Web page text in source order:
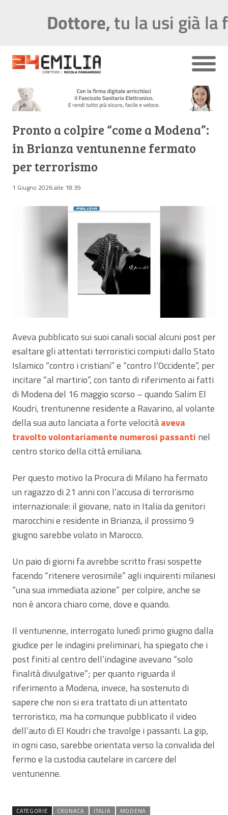
Pronto a colpire “come a Modena”:
in Brianza ventunenne fermato
per terrorismo
1 Giugno 2026 alle 18:39
Aveva pubblicato sui suoi canali social alcuni post per
esaltare gli attentati terroristici compiuti dallo Stato
Islamico “contro i cristiani” e “contro l’Occidente”, per
incitare “al martirio”, con tanto di riferimento ai fatti
di Modena del 16 maggio scorso – quando Salim El
Koudri, trentunenne residente a Ravarino, al volante
della sua auto lanciata a forte velocitàaveva
travolto volontariamente numerosi passanti nel
centro storico della città emiliana.
Per questo motivo la Procura di Milano ha fermato
un ragazzo di 21 anni con l’accusa di terrorismo
internazionale: il giovane, nato in Italia da genitori
marocchini e residente in Brianza, il prossimo 9
giugno sarebbe volato in Marocco.
Un paio di giorni fa avrebbe scritto frasi sospette
facendo “ritenere verosimile” agli inquirenti milanesi
“una sua immediata azione” per colpire, anche se
non è ancora chiaro come, dove e quando.
Il ventunenne, interrogato lunedì primo giugno dalla
giudice per le indagini preliminari, ha spiegato che i
post finiti al centro dell’indagine avevano “solo
finalità divulgative”; per quanto riguarda il
riferimento a Modena, invece, ha sostenuto di
sapere che non si era trattato di un attentato
terroristico, ma ha comunque pubblicato il video
dell’auto di El Koudri che travolge i passanti. La gip,
in ogni caso, sarebbe orientata verso la convalida del
fermo e la custodia cautelare in carcere del
ventunenne.
CATEGORIE CRONACA ITALIA
MODENA